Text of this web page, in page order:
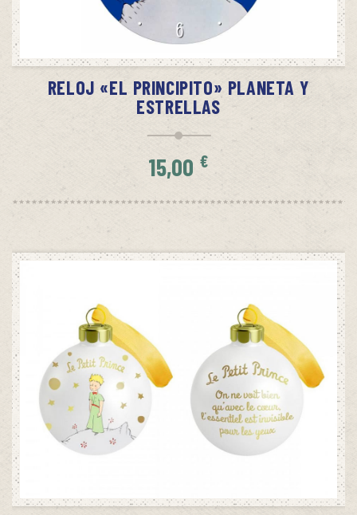
AÑADIR AL CARRITO
RELOJ «EL PRINCIPITO» PLANETA Y
ESTRELLAS
15,00€
SIN STOCK